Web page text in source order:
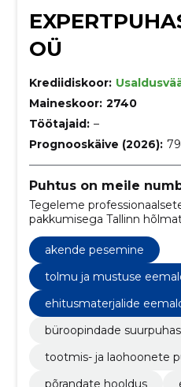
OÜ
Krediidiskoor:
Maineskoor: 2740
Töötajaid: –
Prognooskäive (2026):
Puhtus on meile
Tegeleme
pakkumisega Tallinn
suurpuhastust, põrandate
koristust ja palju muud.
akende pesemine
tolmu ja mustuse
ehitusmaterjalide
büroopindade
tootmis- ja laohoonete
põrandate hooldus